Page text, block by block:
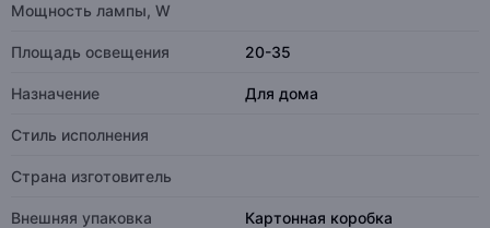
Мощность лампы, W
Площадь освещения 20-35
Назначение Для дома
Стиль исполнения
Страна изготовитель
Внешняя упаковка Картонная коробка